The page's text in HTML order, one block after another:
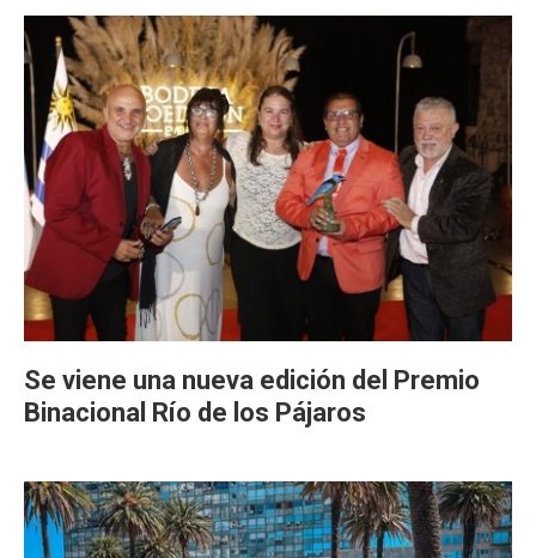
Se viene una nueva edición del Premio
Binacional Río de los Pájaros